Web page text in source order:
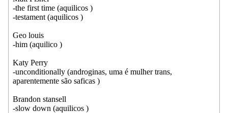
-the first time (aquilicos )
-testament (aquilicos )
Geo louis
-him (aquilico )
Katy Perry
-unconditionally (androginas, uma é mulher trans,
aparentemente são saficas )
Brandon stansell
-slow down (aquilicos )